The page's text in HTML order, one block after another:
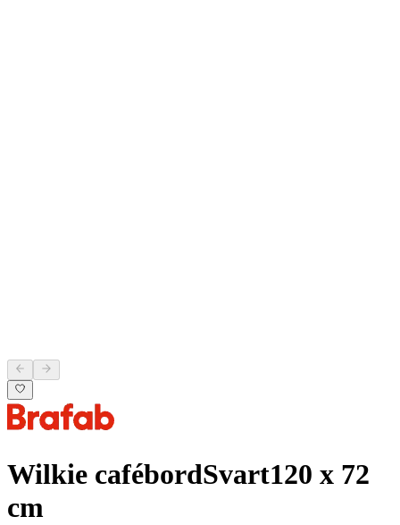
Wilkie cafébordSvart120 x 72
cm